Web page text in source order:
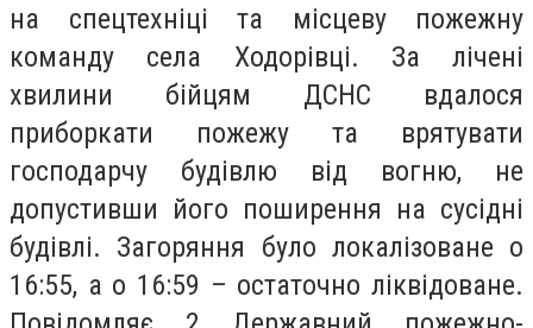
на спецтехніці та місцеву пожежну
команду села Ходорівці. За лічені
хвилини бійцям ДСНС вдалося
приборкати пожежу та врятувати
господарчу будівлю від вогню, не
допустивши його поширення на сусідні
будівлі. Загоряння було локалізоване о
16:55, а о 16:59 – остаточно ліквідоване.